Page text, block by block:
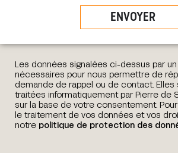
ENVOYER
Les données signalées ci-dessus par
nécessaires pour nous permettre de
demande de rappel ou de contact.
traitées informatiquement par Pierre de
sur la base de votre consentement.
le traitement de vos données et vos
notre politique de protection des